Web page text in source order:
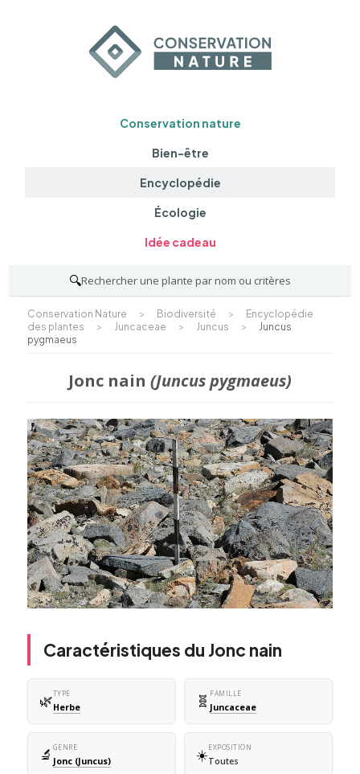
Conservation nature
Bien-être
Encyclopédie
Écologie
Idée cadeau
🔍Rechercher une plante par nom ou critères
Conservation Nature > Biodiversité >
Encyclopédie
des plantes
> Juncaceae > Juncus >
Juncus
pygmaeus
Jonc nain (Juncus pygmaeus)
Caractéristiques du Jonc nain
🌿TYPE
Herbe 🧬 FAMILLE
Juncaceae
🔬 GENRE
Jonc (Juncus) ☀️EXPOSITION
Toutes